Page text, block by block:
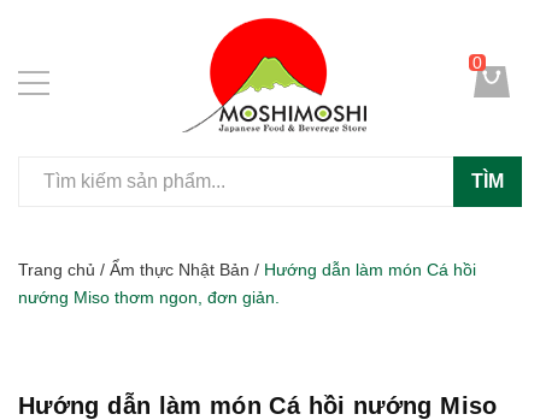
TÌM
0
Trang chủ / Ẩm thực Nhật Bản / Hướng dẫn làm món Cá hồi
nướng Miso thơm ngon, đơn giản.
Hướng dẫn làm món Cá hồi nướng Miso